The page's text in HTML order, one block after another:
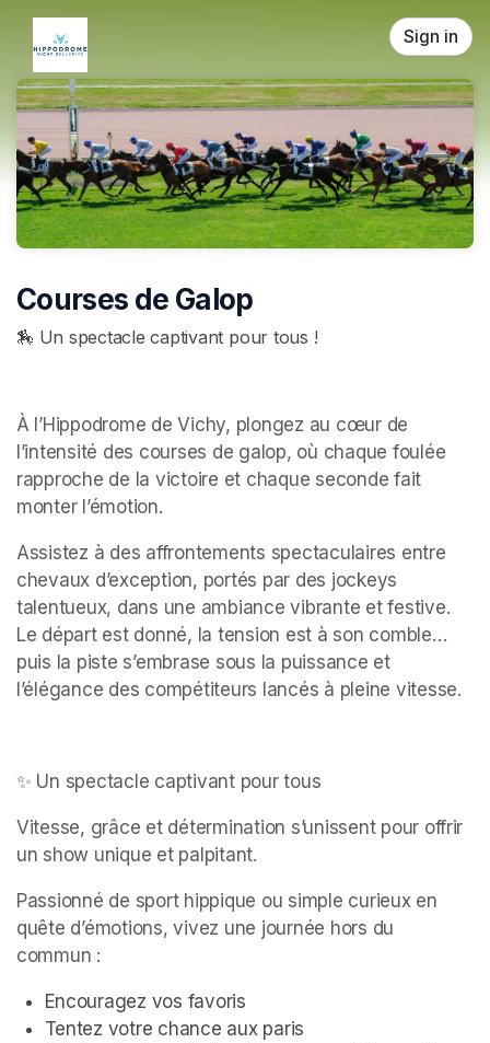
Skip header
Sign in
Courses de Galop
🏇 Un spectacle captivant pour tous !
À l’Hippodrome de Vichy, plongez au cœur de
l’intensité des courses de galop, où chaque foulée
rapproche de la victoire et chaque seconde fait
monter l’émotion.
Assistez à des affrontements spectaculaires entre
chevaux d’exception, portés par des jockeys
talentueux, dans une ambiance vibrante et festive.
Le départ est donné, la tension est à son comble…
puis la piste s’embrase sous la puissance et
l’élégance des compétiteurs lancés à pleine vitesse.
✨ Un spectacle captivant pour tous
Vitesse, grâce et détermination s’unissent pour offrir
un show unique et palpitant.
Passionné de sport hippique ou simple curieux en
quête d’émotions, vivez une journée hors du
commun :
Encouragez vos favoris
Tentez votre chance aux paris